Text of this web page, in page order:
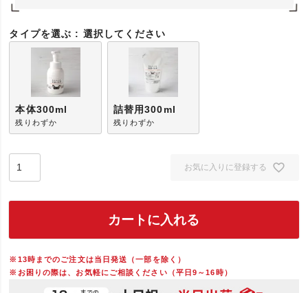
タイプを選ぶ 選択してください
本体300ml
残りわずか
詰替用300ml
残りわずか
お気に入りに登録する
カートに入れる
※13時までのご注文は当日発送（一部を除く）
※お困りの際は、お気軽にご相談ください（平日9～16時）